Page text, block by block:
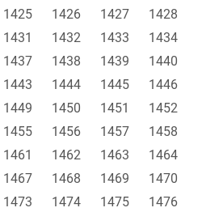
1425 1426 1427
1428
1431 1432 1433
1434
1437 1438 1439
1440
1443 1444 1445
1446
1449 1450 1451
1452
1455 1456 1457
1458
1461 1462 1463
1464
1467 1468 1469
1470
1473 1474 1475
1476